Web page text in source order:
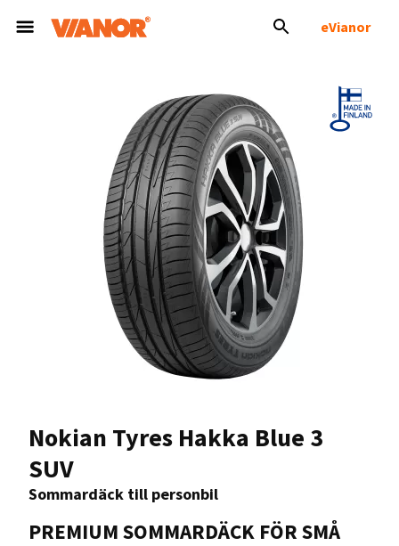
eVianor
Nokian Tyres Hakka Blue 3
SUV
Sommardäck till personbil
PREMIUM SOMMARDÄCK FÖR SMÅ